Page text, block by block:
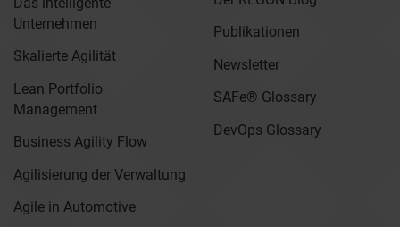
Unternehmen
Skalierte Agilität
Lean Portfolio
Management
Business Agility Flow
Agilisierung der Verwaltung
Agile in Automotive
Publikationen
Newsletter
SAFe® Glossary
DevOps Glossary